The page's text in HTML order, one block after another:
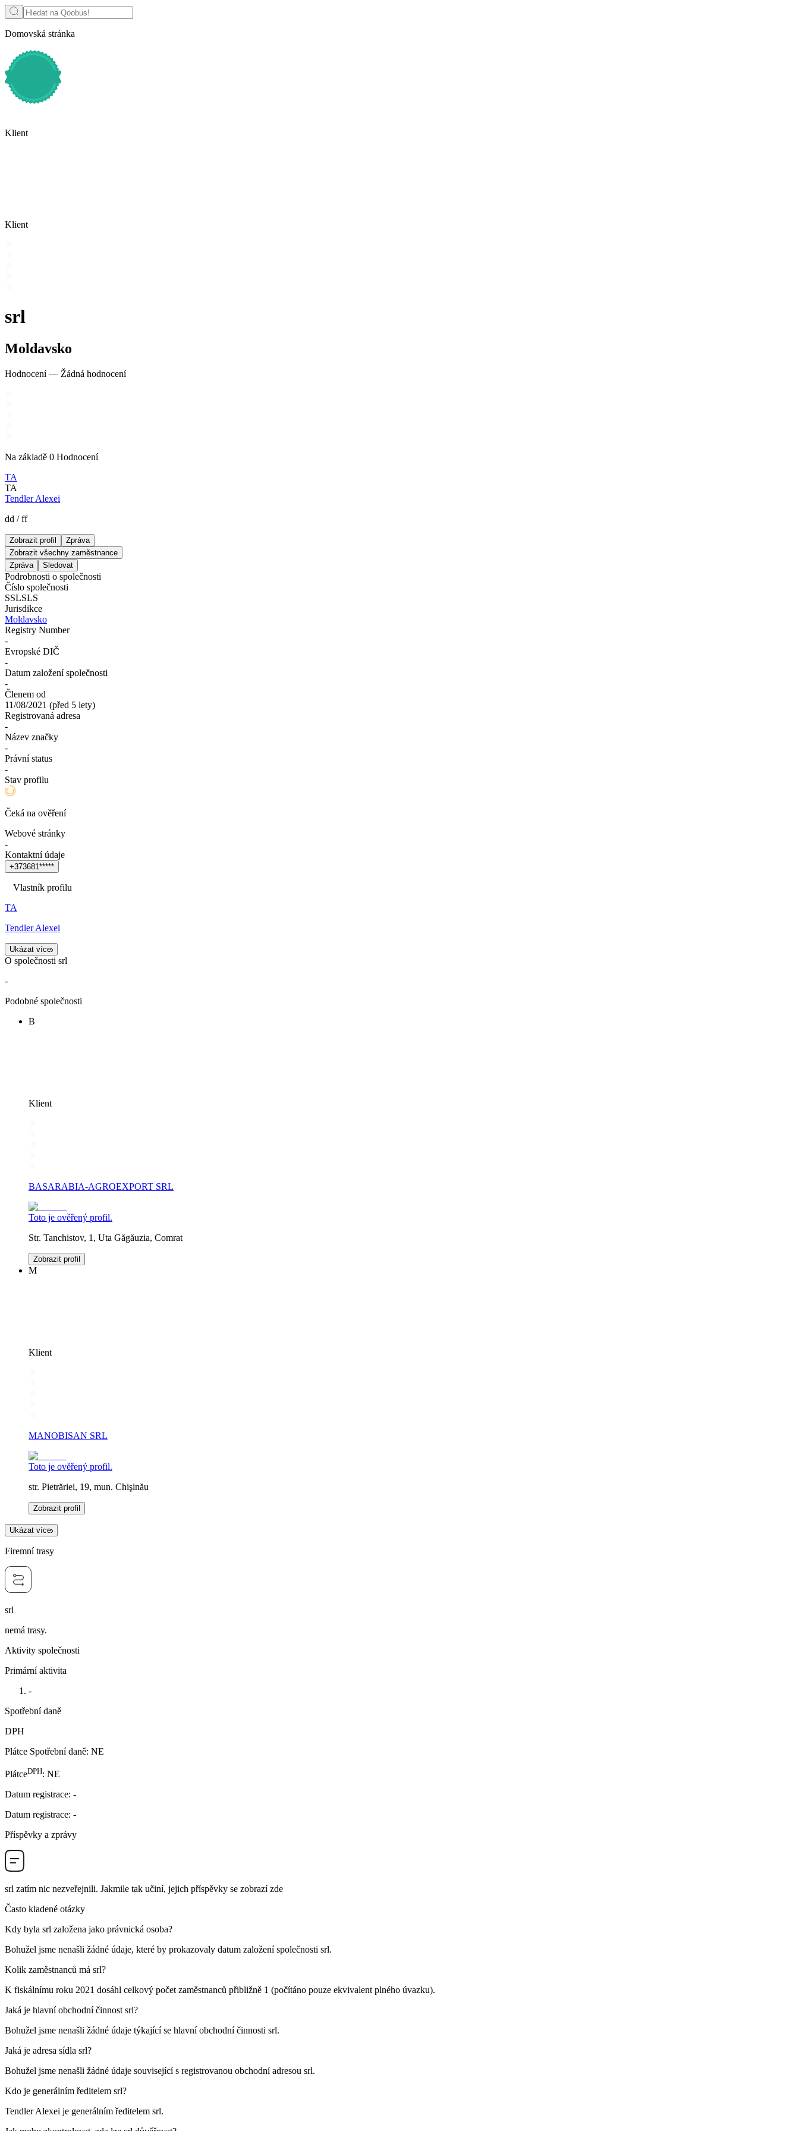
Domovská stránka
Klient
Klient
srl
Moldavsko
Hodnocení— Žádná hodnocení
Na základě 0 Hodnocení
TA
TA
Tendler Alexei
dd /ff
Zobrazit profil
Zpráva
Zobrazit všechny zaměstnance
Zpráva
Sledovat
Podrobnosti o společnosti
Číslo společnosti
SSLSLS
Jurisdikce
Moldavsko
Registry Number
-
Evropské DIČ
-
Datum založení společnosti
-
Členem od
11/08/2021 (před 5 lety)
Registrovaná adresa
-
Název značky
-
Právní status
-
Stav profilu
Čeká na ověření
Webové stránky
-
Kontaktní údaje
+373681 *****
Vlastník profilu
TA
Tendler Alexei
Ukázat více
O společnosti srl
-
Podobné společnosti
B
Klient
BASARABIA-AGROEXPORT SRL
Toto je ověřený profil.
Str. Tanchistov, 1, Uta Găgăuzia, Comrat
Zobrazit profil
M
Klient
MANOBISAN SRL
Toto je ověřený profil.
str. Pietrăriei, 19, mun. Chişinău
Zobrazit profil
Ukázat více
Firemní trasy
srl
nemá trasy.
Aktivity společnosti
Primární aktivita
-
Spotřební daně
DPH
Plátce Spotřební daně: NE
PlátceDPH: NE
Datum registrace: -
Datum registrace: -
Příspěvky a zprávy
srl zatím nic nezveřejnili. Jakmile tak učiní, jejich příspěvky se zobrazí zde
Často kladené otázky
Kdy byla srl založena jako právnická osoba?
Bohužel jsme nenašli žádné údaje, které by prokazovaly datum založení společnosti srl.
Kolik zaměstnanců má srl?
K fiskálnímu roku 2021 dosáhl celkový počet zaměstnanců přibližně 1 (počítáno pouze ekvivalent plného úvazku).
Jaká je hlavní obchodní činnost srl?
Bohužel jsme nenašli žádné údaje týkající se hlavní obchodní činnosti srl.
Jaká je adresa sídla srl?
Bohužel jsme nenašli žádné údaje související s registrovanou obchodní adresou srl.
Kdo je generálním ředitelem srl?
Tendler Alexei je generálním ředitelem srl.